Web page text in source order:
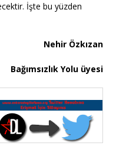
İşte bu yüzden
Nehir Özkızan
Bağımsızlık Yolu üyesi